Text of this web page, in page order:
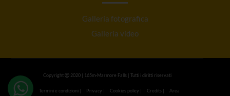
Galleria fotografica
Galleria video
Copyright 2020 | 165m-Marmore Falls | Tutti i diritti riservati
Termini e condizioni | Privacy | Cookies policy | Credits | Area